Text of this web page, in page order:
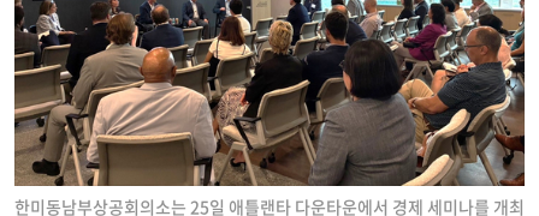
한미동남부상공회의소는 25일 애틀랜타 다운타운에서 경제 세미나를 개최